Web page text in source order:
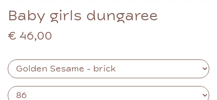
Baby girls dungaree
€ 46,00